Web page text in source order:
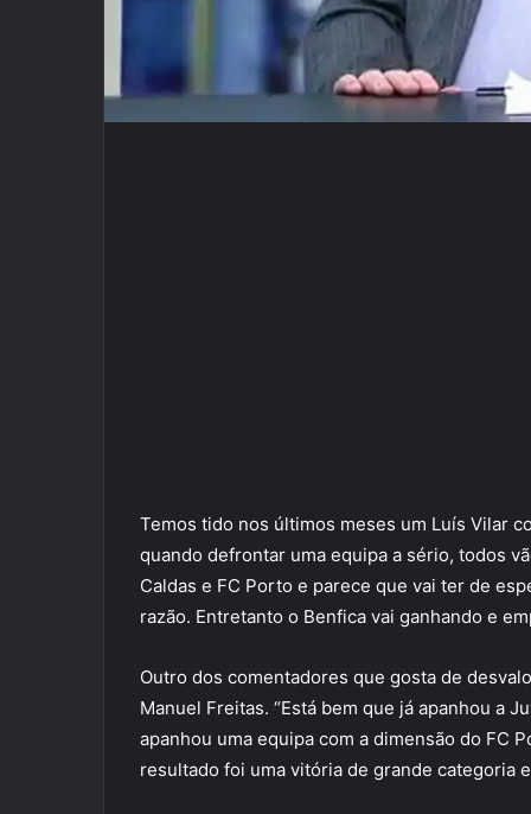
Temos tido nos últimos meses um Luís Vilar
quando defrontar uma equipa a sério, todos
Caldas e FC Porto e parece que vai ter de
razão. Entretanto o Benfica vai ganhando e
Outro dos comentadores que gosta de
Manuel Freitas. “Está bem que já apanhou a
apanhou uma equipa com a dimensão do FC
resultado foi uma vitória de grande categoria